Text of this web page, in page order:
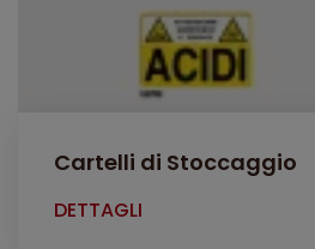
Cartelli di Stoccaggio
DETTAGLI